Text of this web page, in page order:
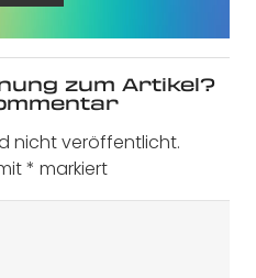
zum Artikel?
nicht veröffentlicht.
* markiert